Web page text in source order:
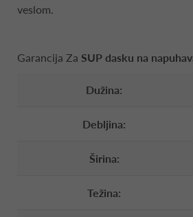
veslom.
Garancija Za SUP dasku na
Dužina:
Debljina:
Širina:
Težina: